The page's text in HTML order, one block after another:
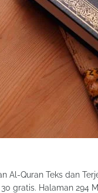
Al-Quran Teks dan
gratis. Halaman 294